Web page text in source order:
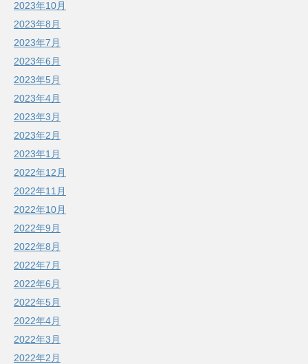
2023年10月
2023年8月
2023年7月
2023年6月
2023年5月
2023年4月
2023年3月
2023年2月
2023年1月
2022年12月
2022年11月
2022年10月
2022年9月
2022年8月
2022年7月
2022年6月
2022年5月
2022年4月
2022年3月
2022年2月